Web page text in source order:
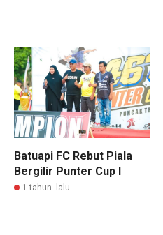
Batuapi FC Rebut Piala
Bergilir Punter Cup I
1 tahun lalu